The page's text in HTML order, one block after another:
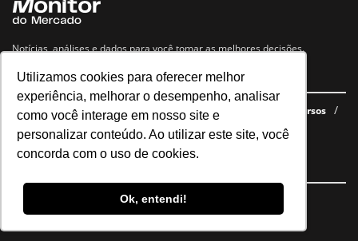
Utilizamos cookies para oferecer melhor
experiência, melhorar o desempenho, analisar
como você interage em nosso site e
personalizar conteúdo. Ao utilizar este site, você
concorda com o uso de cookies.
Ok, entendi!
Notícias, análises e dados para você tomar as melhores decisões.
Navegue no site
Últimas notícias Quem somos E-books gratuitos
Cursos
Política de privacidade